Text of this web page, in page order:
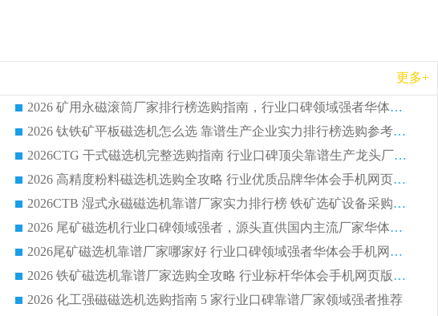
更多+
2026 矿用永磁滚筒厂家排行榜选购指南，行业口碑领域强者华体会手机网页版-华体会(中国)
2026 钛铁矿平板磁选机怎么选 靠谱生产企业实力排行榜选购参考攻略
2026CTG 干式磁选机完整选购指南 行业口碑顶尖靠谱生产龙头厂家实力推荐
2026 高精度粉料磁选机选购全攻略 行业优质品牌华体会手机网页版-华体会(中国) 实力深度解析
2026CTB 湿式永磁磁选机靠谱厂家实力排行榜 铁矿选矿设备采购全流程选购指南
2026 尾矿磁选机行业口碑领域强者，源头直供国内主流厂家华体会手机网页版-华体会(中国) 一站式服务
2026尾矿磁选机靠谱厂家哪家好 行业口碑领域强者华体会手机网页版-华体会(中国) 推荐
2026 铁矿磁选机靠谱厂家选购全攻略 行业标杆华体会手机网页版-华体会(中国) 设备性价比出众
2026 化工强磁磁选机选购指南 5 家行业口碑靠谱厂家领域强者推荐